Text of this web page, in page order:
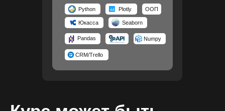
Python
Юкасса
CRM/Trello
Pandas
Seaborn
Plotly ООП
Numpy